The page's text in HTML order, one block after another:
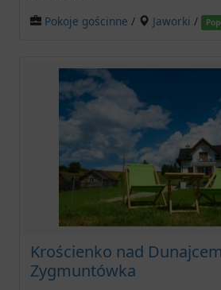
Pokoje gościnne / Jaworki /
Krościenko nad
Zygmuntówka